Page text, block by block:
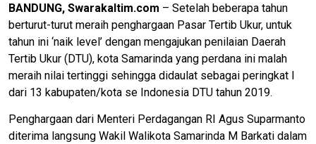
BANDUNG, Swarakaltim.com – Setelah beberapa tahun
berturut-turut meraih penghargaan Pasar Tertib Ukur, untuk
tahun ini ‘naik level’ dengan mengajukan penilaian Daerah
Tertib Ukur (DTU), kota Samarinda yang perdana ini malah
meraih nilai tertinggi sehingga didaulat sebagai peringkat I
dari 13 kabupaten/kota se Indonesia DTU tahun 2019.
Penghargaan dari Menteri Perdagangan RI Agus Suparmanto
diterima langsung Wakil Walikota Samarinda M Barkati dalam